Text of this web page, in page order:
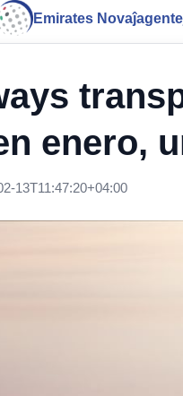
Emirates
enero,
13T11:47:20+04:00